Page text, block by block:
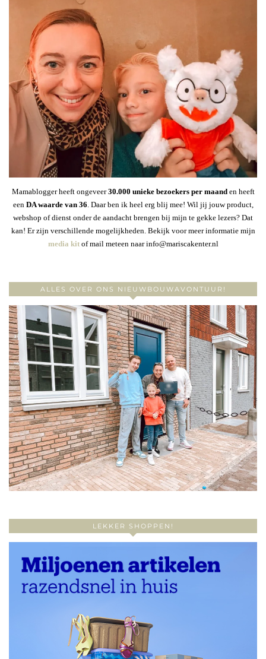
Mamablogger heeft ongeveer30.000 unieke bezoekers per maanden heeft
een DA waarde van 36 . Daar ben ik heel erg blij mee! Wil jij jouw product,
webshop of dienst onder de aandacht brengen bij mijn te gekke lezers? Dat
kan! Er zijn verschillende mogelijkheden. Bekijk voor meer informatie mijn
media kitof mail meteen naar info@mariscakenter.nl
ALLES OVER ONS NIEUWBOUWAVONTUUR!
LEKKER SHOPPEN!